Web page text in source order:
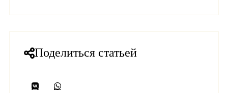
Поделиться статьей